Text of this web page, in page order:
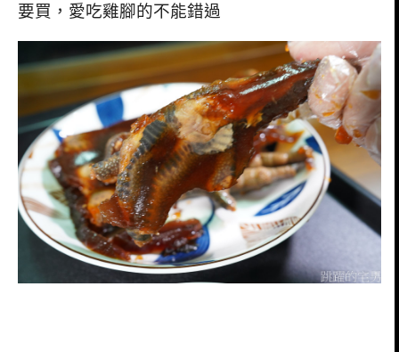
要買，愛吃雞腳的不能錯過